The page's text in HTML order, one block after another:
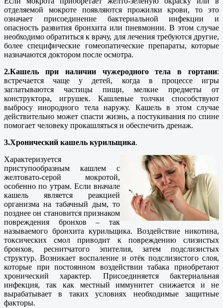
отделяемой мокроте появляются прожилки крови, то это
означает присоединение бактериальной инфекции и
опасность развития бронхита или пневмонии. В этом случае
необходимо обратиться к врачу, для лечения требуются другие,
более специфические гомеопатические препараты, которые
назначаются доктором после осмотра.
2.Кашель при наличии чужеродного тела в гортани:
встречается чаще у детей, когда в процессе игры
заглатываются частицы пищи, мелкие предметы от
конструктора, игрушек. Кашлевые толчки способствуют
выбросу инородного тела наружу. Кашель в этом случае
действительно может спасти жизнь, а постукивания по спине
помогает человеку прокашляться и обеспечить дренаж.
3.Хронический кашель курильщика.
Характеризуется
приступообразным кашлем с
желтовато-серой мокротой,
особенно по утрам. Если вначале
кашель является реакцией
организма на табачный дым, то
позднее он становится признаком
повреждения бронхов – так
называемого бронхита курильщика. Воздействие никотина,
токсических смол приводит к повреждению слизистых
бронхов, реснитчатого эпителия, затем подслизистых
структур. Возникает воспаление и отёк подслизистого слоя,
которые при постоянном воздействии табака приобретают
хронический характер. Присоединяется бактериальная
инфекция, так как местный иммунитет снижается и не
вырабатывает в таких условиях необходимые защитные
факторы.